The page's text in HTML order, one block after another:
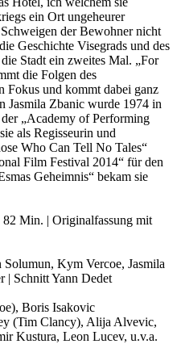
ein Ort ungeheurer
der Bewohner nicht
Geschichte Visegrads und des
Stadt ein zweites Mal. „For
die Folgen des
Fokus und kommt dabei ganz
Jasmila Zbanic wurde 1974 in
„Academy of Performing
als Regisseurin und
Who Can Tell No Tales“
Film Festival 2014“ für den
Geheimnis“ bekam sie
Min. | Originalfassung mit
Kym Vercoe, Jasmila
| Schnitt Yann Dedet
Boris Isakovic
(Tim Clancy), Alija Alvevic,
Kustura, Leon Lucev, u.v.a.